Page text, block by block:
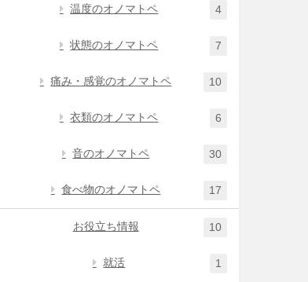
温度のオノマトペ 4
状態のオノマトペ 7
痛み・感覚のオノマトペ 10
衣類のオノマトペ 6
音のオノマトペ 30
食べ物のオノマトペ 17
お役立ち情報 10
就活 1